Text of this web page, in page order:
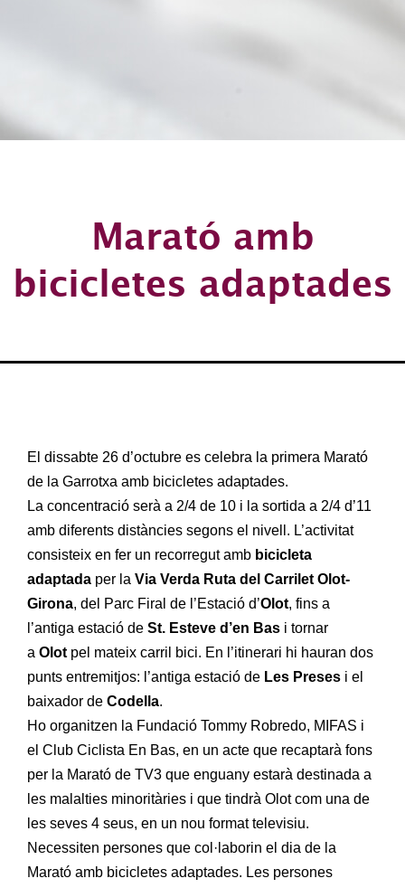
Marató amb
bicicletes adaptades
El dissabte 26 d’octubre es celebra la primera Marató
de la Garrotxa amb bicicletes adaptades.
La concentració serà a 2/4 de 10 i la sortida a 2/4 d’11
amb diferents distàncies segons el nivell. L’activitat
consisteix en fer un recorregut amb bicicleta
adaptada per la Via Verda Ruta del Carrilet Olot-
Girona, del Parc Firal de l’Estació d’Olot, fins a
l’antiga estació de St. Esteve d’en Bas i tornar
a Olot pel mateix carril bici. En l’itinerari hi hauran dos
punts entremitjos: l’antiga estació de Les Preses i el
baixador de Codella.
Ho organitzen la Fundació Tommy Robredo, MIFAS i
el Club Ciclista En Bas, en un acte que recaptarà fons
per la Marató de TV3 que enguany estarà destinada a
les malalties minoritàries i que tindrà Olot com una de
les seves 4 seus, en un nou format televisiu.
Necessiten persones que col·laborin el dia de la
Marató amb bicicletes adaptades. Les persones